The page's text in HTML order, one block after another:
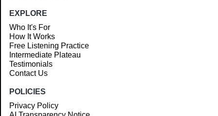
EXPLORE
Who It's For
How It Works
Free Listening Practice
Intermediate Plateau
Testimonials
Contact Us
POLICIES
Privacy Policy